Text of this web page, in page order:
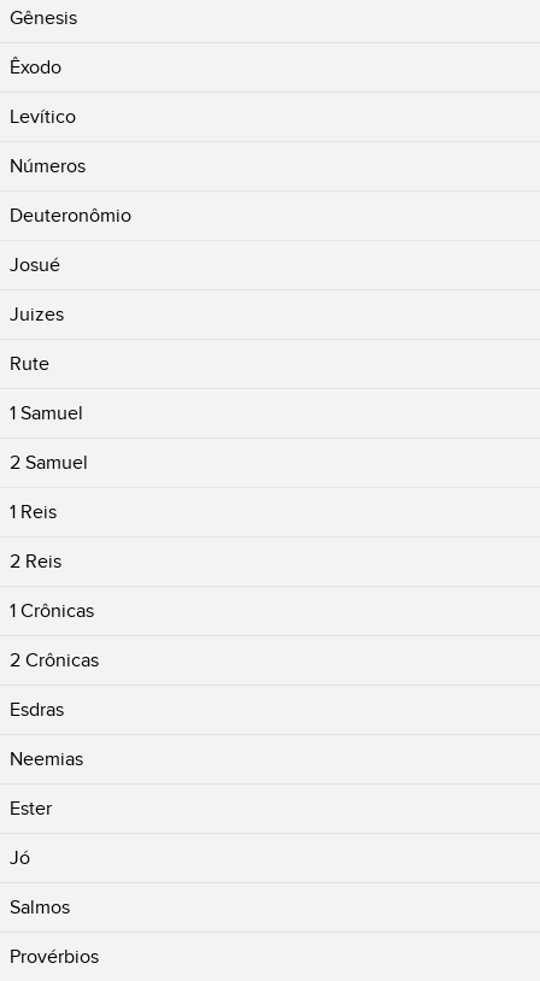
Gênesis
Êxodo
Levítico
Números
Deuteronômio
Josué
Juizes
Rute
1 Samuel
2 Samuel
1 Reis
2 Reis
1 Crônicas
2 Crônicas
Esdras
Neemias
Ester
Jó
Salmos
Provérbios